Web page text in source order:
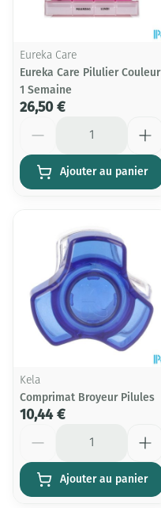
Eureka Care
Eureka Care Pilulier Couleur
1 Semaine
26,50 €
Ajouter au panier
Kela
Comprimat Broyeur Pilules
10,44 €
Ajouter au panier